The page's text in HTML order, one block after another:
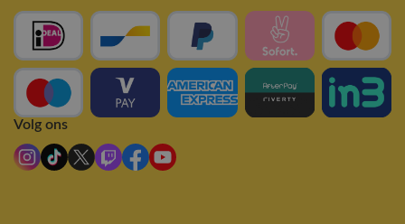
Volg ons